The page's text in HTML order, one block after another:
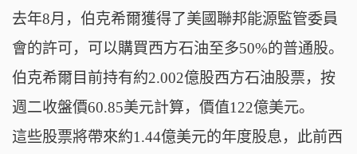
去年8月，伯克希爾獲得了美國聯邦能源監管委員
會的許可，可以購買西方石油至多50%的普通股。
伯克希爾目前持有約2.002億股西方石油股票，按
週二收盤價60.85美元計算，價值122億美元。
這些股票將帶來約1.44億美元的年度股息，此前西